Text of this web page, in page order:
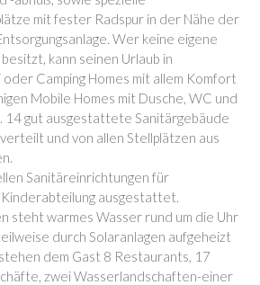
mit fester Radspur in der Nähe der
Wer keine eigene
kann seinen Urlaub in
Camping Homes mit allem Komfort
Mobile Homes mit Dusche, WC und
14 gut ausgestattete Sanitärgebäude
und von allen Stellplätzen aus
Sanitäreinrichtungen für
ausgestattet.
steht warmes Wasser rund um die Uhr
durch Solaranlagen aufgeheizt
dem Gast 8 Restaurants, 17
zwei Wasserlandschaften-einer